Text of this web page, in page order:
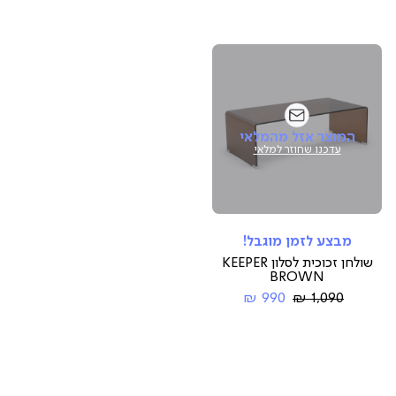
המוצר אזל מהמלאי
עדכנו שחוזר למלאי
מבצע לזמן מוגבל!
שולחן זכוכית לסלון KEEPER
BROWN
החל990 ₪Regular1,090 ₪